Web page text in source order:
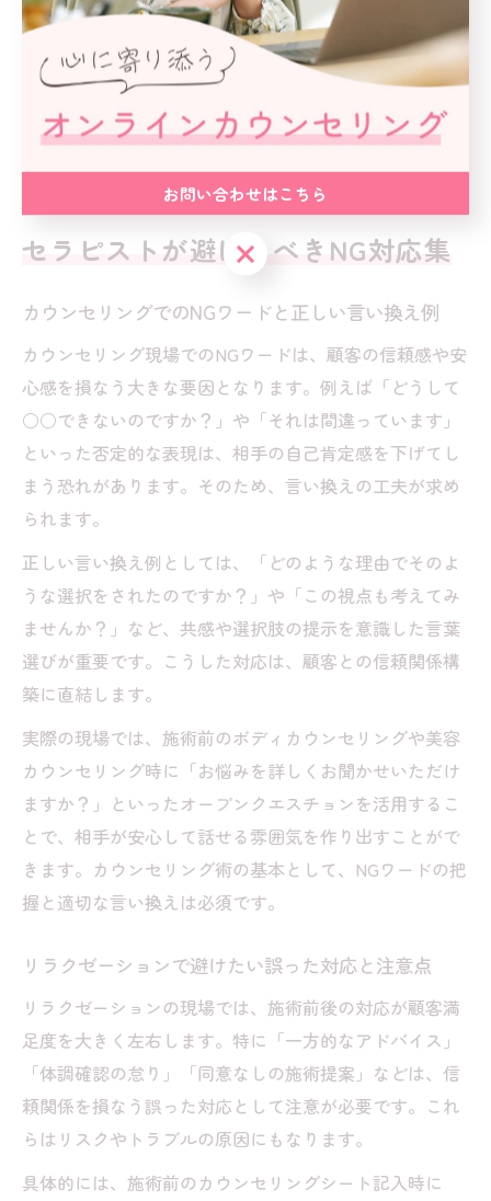
注意点として、無料だからといって説明や対応が雑にな
らないようスタッフ教育を徹底し、個人情報の管理や法
令遵守も怠らないことが求められます。これにより、顧
客との信頼関係を築き、安心してサービスを利用しても
らうことができます。
セラピストが避けるべきNG対応集
カウンセリングでのNGワードと正しい言い換え例
カウンセリング現場でのNGワードは、顧客の信頼感や安
心感を損なう大きな要因となります。例えば「どうして
○○できないのですか？」や「それは間違っています」
といった否定的な表現は、相手の自己肯定感を下げてし
まう恐れがあります。そのため、言い換えの工夫が求め
られます。
正しい言い換え例としては、「どのような理由でそのよ
うな選択をされたのですか？」や「この視点も考えてみ
ませんか？」など、共感や選択肢の提示を意識した言葉
選びが重要です。こうした対応は、顧客との信頼関係構
築に直結します。
実際の現場では、施術前のボディカウンセリングや美容
カウンセリング時に「お悩みを詳しくお聞かせいただけ
ますか？」といったオープンクエスチョンを活用するこ
とで、相手が安心して話せる雰囲気を作り出すことがで
きます。カウンセリング術の基本として、NGワードの把
握と適切な言い換えは必須です。
リラクゼーションで避けたい誤った対応と注意点
リラクゼーションの現場では、施術前後の対応が顧客満
足度を大きく左右します。特に「一方的なアドバイス」
「体調確認の怠り」「同意なしの施術提案」などは、信
頼関係を損なう誤った対応として注意が必要です。これ
らはリスクやトラブルの原因にもなります。
具体的には、施術前のカウンセリングシート記入時に
お問い合わせはこちら
お問い合わせはこちら